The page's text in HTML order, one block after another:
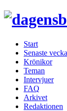
Start
Senaste
Krönikor
Teman
Intervjuer
FAQ
Arkivet
Redaktionen